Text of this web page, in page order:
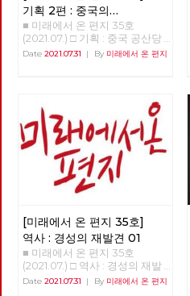
체제와 양식을 바꾼다면, 미래도
바꿀 수 있다는 것을 아는 까닭
입니다. 지금 이 순간에도, 세상
을 바꾸기 위한 작은 실천들이
이어지고 있다는 것을 전해야 하
졌습니다. 우선 기획 기사를 추
가하여, 미래의 사회주의를 준비
하기 위해서 지난 7월 23일 창당
100주년을 맞이한 중국 공산당
에 대한 평가를 실었습니다. 도
서 리뷰에 이어 영화 리뷰 공간
도 마련하였고, 첫 번째 영화로 <
피어스트리트 3부작>을 소개합
오고 있는 노동당 기획강연 세
번째 순서 ‘노동조합을 넘어 노
동운동으로’를 전합니다. 사람
편에서는 춘천에서 버스공영제
투쟁을 이어가고 있는 김덕성 동
지를 만납니다. 마감일을 넘기기
기획 2편 : 중국의
개혁개방이 성공한 이유
■ 미래에서 온 편지 35호
(2021.07.) □ 기획 : 중국 공산당
100년 어떻게 평가할 것인가? 2
여 모든 사회주의 국가는 투입과
산출이 비례하는 일차원적인 경
제성장이 끝난 이후 발생한 경제
침체를 극복하지 못하였다. 경공
업의 후진성으로 인해 생필품이
부족하고 개인적 자유가 억압되
어 인민들의 불만이 쌓여져 갔
다. 소비품의 수입 대금으로 쓸
적자에 시달렸다. 서방의 경제적
봉쇄와 정치적 공작은 사회주의
국가의 약점을 파고들었다. 소련
과 중국은 1980년대 이후 전통
적인 사회주의 원칙을 포기하고
국가의 생존을 위해 개혁과 개방
Date 2021.07.31 | By 미래에서 온 편지
[미래에서 온 편지 35호]
역사 : 경성의 재발견 01
■ 미래에서 온 편지 35호
(2021.07.) □ 역사 : 경성의 재발
견 01 업로드 중입니다.
Date 2021.07.31 | By 미래에서 온 편지